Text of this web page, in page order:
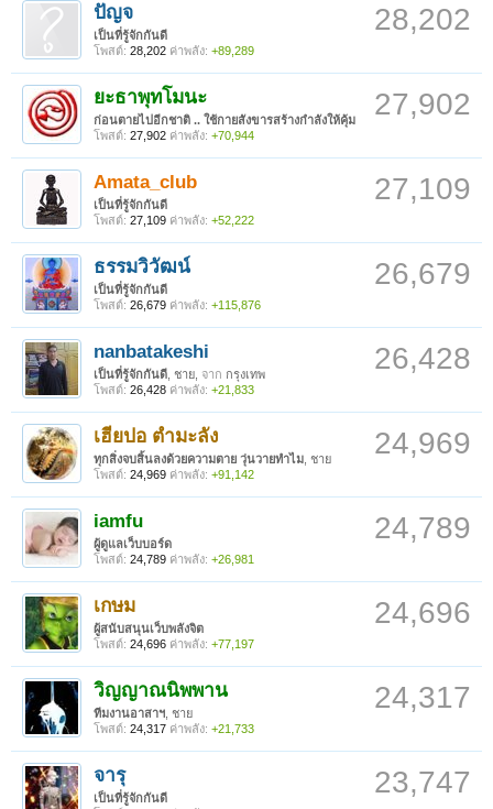
28,202
ปัญจ
เป็นที่รู้จักกันดี
โพสต์: 28,202 ค่าพลัง: +89,289
27,902
ยะธาพุทโมนะ
ก่อนตายไปอีกชาติ .. ใช้กายสังขารสร้างกำลังให้คุ้ม
โพสต์: 27,902 ค่าพลัง: +70,944
27,109
Amata_club
เป็นที่รู้จักกันดี
โพสต์: 27,109 ค่าพลัง: +52,222
26,679
ธรรมวิวัฒน์
เป็นที่รู้จักกันดี
โพสต์: 26,679 ค่าพลัง: +115,876
26,428
nanbatakeshi
เป็นที่รู้จักกันดี , ชาย, จาก กรุงเทพ
โพสต์: 26,428 ค่าพลัง: +21,833
24,969
เฮียปอ ตำมะลัง
ทุกสิ่งจบสิ้นลงด้วยความตาย วุ่นวายทำไม , ชาย
โพสต์: 24,969 ค่าพลัง: +91,142
24,789
iamfu
ผู้ดูแลเว็บบอร์ด
โพสต์: 24,789 ค่าพลัง: +26,981
24,696
เกษม
ผู้สนับสนุนเว็บพลังจิต
โพสต์: 24,696 ค่าพลัง: +77,197
24,317
วิญญาณนิพพาน
ทีมงานอาสาฯ , ชาย
โพสต์: 24,317 ค่าพลัง: +21,733
23,747
จารุ
เป็นที่รู้จักกันดี